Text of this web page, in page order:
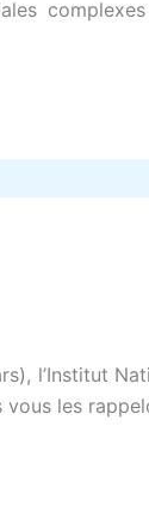
l’Institut
les